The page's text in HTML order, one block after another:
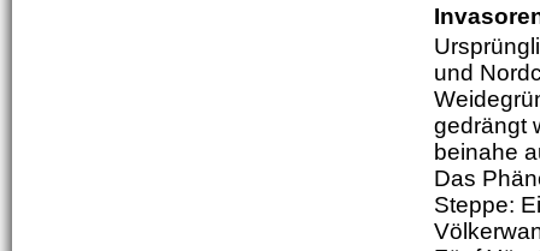
und
gedrängt
beinahe
Das
Steppe: